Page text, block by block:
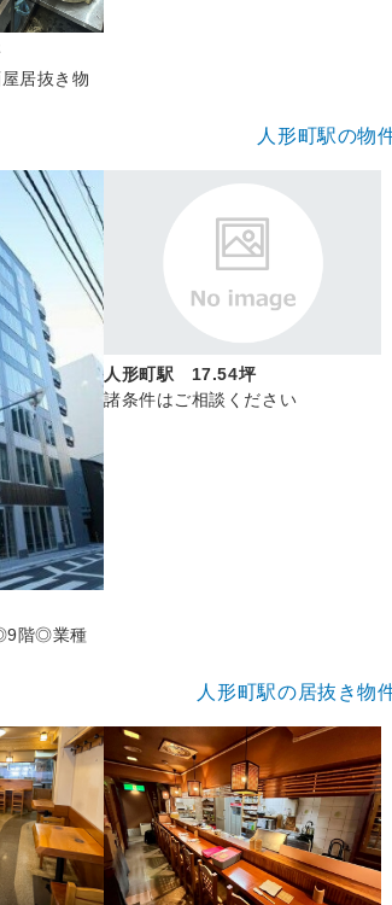
居抜き物
人形町駅の物
階◎業種
人形町駅 17.54坪
諸条件はご相談ください
人形町駅の居抜き物